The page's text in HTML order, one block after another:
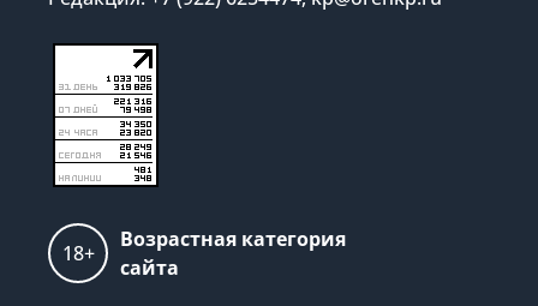
18+
Возрастная категория
сайта